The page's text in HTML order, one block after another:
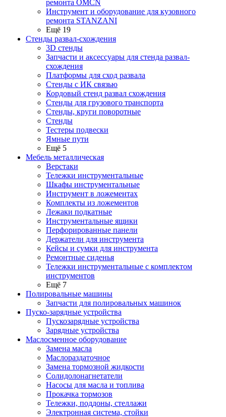
ремонта OMCN
Инструмент и оборудование для кузовного
ремонта STANZANI
Ещё 19
Стенды развал-схождения
3D стенды
Запчасти и аксессуары для стенда развал-
схождения
Платформы для сход развала
Стенды с ИК связью
Кордовый стенд развал схождения
Стенды для грузового транспорта
Стенды, круги поворотные
Стенды
Тестеры подвески
Ямные пути
Ещё 5
Мебель металлическая
Верстаки
Тележки инструментальные
Шкафы инструментальные
Инструмент в ложементах
Комплекты из ложементов
Лежаки подкатные
Инструментальные ящики
Перфорированные панели
Держатели для инструмента
Кейсы и сумки для инструмента
Ремонтные сиденья
Тележки инструментальные с комплектом
инструментов
Ещё 7
Полировальные машины
Запчасти для полировальных машинок
Пуско-зарядные устройства
Пускозарядные устройства
Зарядные устройства
Маслосменное оборудование
Замена масла
Маслораздаточное
Замена тормозной жидкости
Солидолонагнетатели
Насосы для масла и топлива
Прокачка тормозов
Тележки, поддоны, стеллажи
Электронная система, стойки